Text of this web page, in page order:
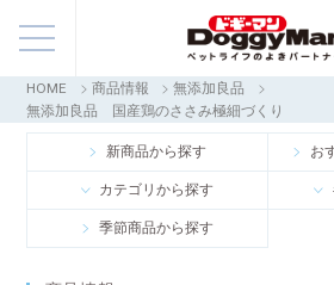
商品情報
映像ギャラリー
知る・楽しむ
HOME 商品情報
無添加良品
無添加良品 国産鶏のささみ極細づくり
新商品から探す お
カテゴリから探す
季節商品から探す